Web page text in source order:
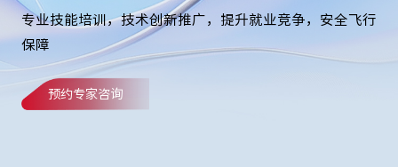
专业技能培训，技术创新推广，提升就业竞争，安全飞行
保障
预约专家咨询